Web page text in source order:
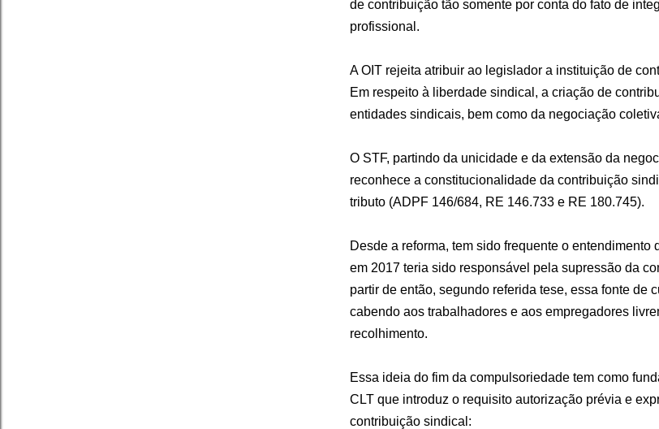
de contribuição tão somente por conta do fato de
profissional.
A OIT rejeita atribuir ao legislador a instituição de
Em respeito à liberdade sindical, a criação de
entidades sindicais, bem como da negociação
O STF, partindo da unicidade e da extensão da
reconhece a constitucionalidade da contribuição
tributo (ADPF 146/684, RE 146.733 e RE 180.745).
Desde a reforma, tem sido frequente o
em 2017 teria sido responsável pela supressão da
partir de então, segundo referida tese, essa fonte de
cabendo aos trabalhadores e aos empregadores
recolhimento.
Essa ideia do fim da compulsoriedade tem como
CLT que introduz o requisito autorização prévia e
contribuição sindical: